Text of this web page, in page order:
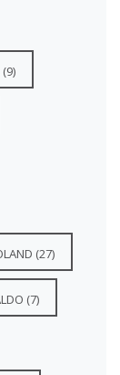
(9)
(27)
(7)